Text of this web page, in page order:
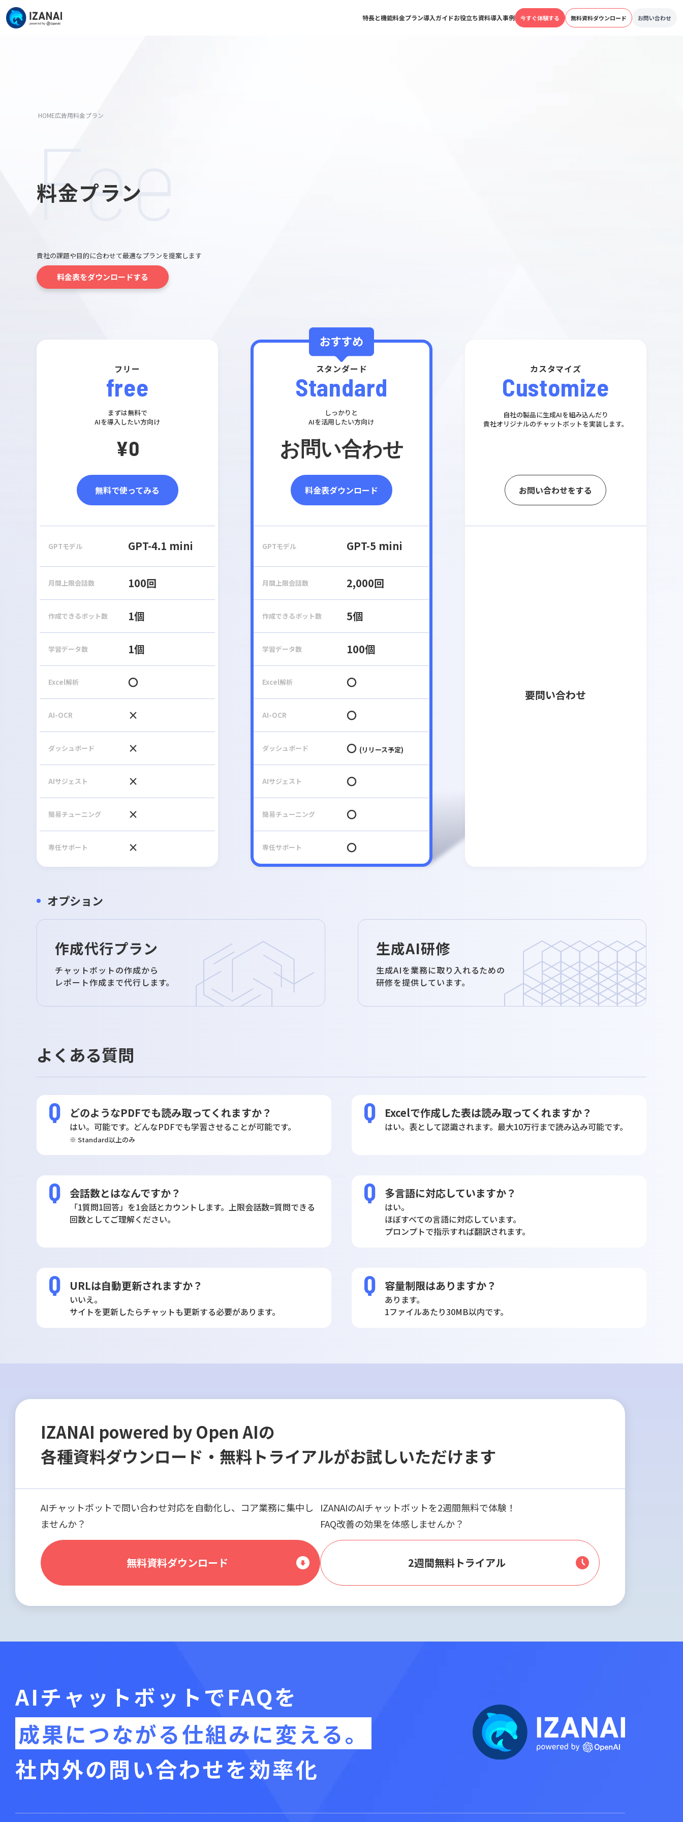
特長と機能料金プラン導入ガイドお役立ち資料導入事例 今すぐ体験する 無料資料ダウンロード お問い合わせ
HOME広告用料金プラン
料金プラン
Fee
貴社の課題や目的に合わせて最適なプランを提案します
料金表をダウンロードする
フリー
free
まずは無料で
AIを導入したい方向け
¥0
無料で使ってみる
GPTモデル GPT-4.1 mini
月間上限会話数 100回
作成できるボット数 1個
学習データ数 1個
Excel解析 〇
AI-OCR ×
ダッシュボード ×
AIサジェスト ×
簡易チューニング ×
専任サポート ×
スタンダード
Standard
しっかりと
AIを活用したい方向け
お問い合わせ
料金表ダウンロード
GPTモデル GPT-5 mini
月間上限会話数 2,000回
作成できるボット数 5個
学習データ数 100個
Excel解析 〇
AI-OCR 〇
ダッシュボード 〇 (リリース予定)
AIサジェスト 〇
簡易チューニング 〇
専任サポート 〇
カスタマイズ
Customize
自社の製品に生成AIを組み込んだり
貴社オリジナルのチャットボットを実装します。
お問い合わせをする
要問い合わせ
オプション
作成代行プラン
チャットボットの作成から
レポート作成まで代行します。
生成AI研修
生成AIを業務に取り入れるための
研修を提供しています。
よくある質問
どのようなPDFでも読み取ってくれますか？
はい。可能です。どんなPDFでも学習させることが可能です。
※ Standard以上のみ
Excelで作成した表は読み取ってくれますか？
はい。表として認識されます。最大10万行まで読み込み可能です。
会話数とはなんですか？
「1質問1回答」を1会話とカウントします。上限会話数=質問できる
回数としてご理解ください。
多言語に対応していますか？
はい。
ほぼすべての言語に対応しています。
プロンプトで指示すれば翻訳されます。
URLは自動更新されますか？
いいえ。
サイトを更新したらチャットも更新する必要があります。
容量制限はありますか？
あります。
1ファイルあたり30MB以内です。
IZANAI powered by Open AIの
各種資料ダウンロード・無料トライアルがお試しいただけます
AIチャットボットで問い合わせ対応を自動化し、コア業務に集中し
ませんか？
無料資料ダウンロード
IZANAIのAIチャットボットを2週間無料で体験！
FAQ改善の効果を体感しませんか？
2週間無料トライアル
AIチャットボットでFAQを
成果につながる仕組みに変える。
社内外の問い合わせを効率化